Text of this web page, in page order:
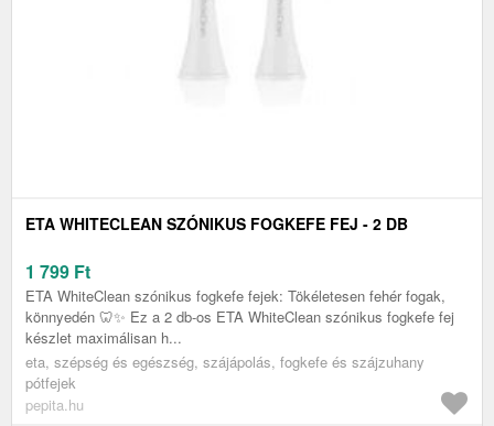
ETA WHITECLEAN SZÓNIKUS FOGKEFE FEJ - 2 DB
1 799 Ft
ETA WhiteClean szónikus fogkefe fejek: Tökéletesen fehér fogak,
könnyedén 🦷✨ Ez a 2 db-os ETA WhiteClean szónikus fogkefe fej
készlet maximálisan h...
eta, szépség és egészség, szájápolás, fogkefe és szájzuhany
pótfejek
pepita.hu